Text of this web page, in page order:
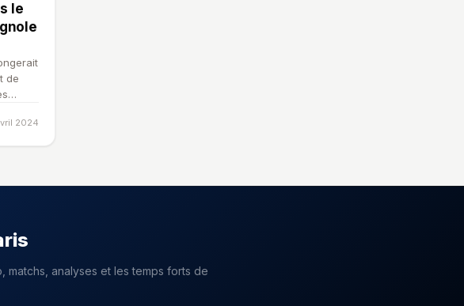
le
de
2024
matchs, analyses et les temps forts de